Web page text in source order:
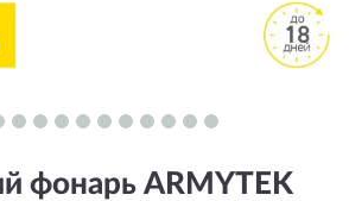
фонарь ARMYTEK